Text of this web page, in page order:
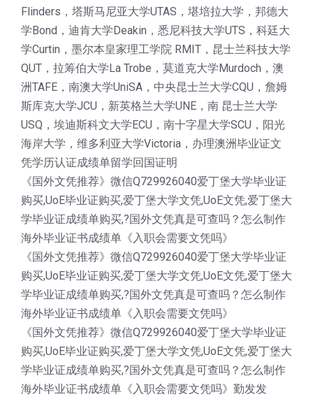
Flinders，塔斯马尼亚大学UTAS，堪培拉大学，邦德大
学Bond，迪肯大学Deakin，悉尼科技大学UTS，科廷大
学Curtin，墨尔本皇家理工学院 RMIT，昆士兰科技大学
QUT，拉筹伯大学La Trobe，莫道克大学Murdoch，澳
洲TAFE，南澳大学UniSA，中央昆士兰大学CQU，詹姆
斯库克大学JCU，新英格兰大学UNE，南 昆士兰大学
USQ，埃迪斯科文大学ECU，南十字星大学SCU，阳光
海岸大学，维多利亚大学Victoria，办理澳洲毕业证文
凭学历认证成绩单留学回国证明
《国外文凭推荐》微信Q729926040爱丁堡大学毕业证
购买,UoE毕业证购买,爱丁堡大学文凭,UoE文凭,爱丁堡大
学毕业证成绩单购买,?国外文凭真是可查吗？怎么制作
海外毕业证书成绩单《入职会需要文凭吗》
《国外文凭推荐》微信Q729926040爱丁堡大学毕业证
购买,UoE毕业证购买,爱丁堡大学文凭,UoE文凭,爱丁堡大
学毕业证成绩单购买,?国外文凭真是可查吗？怎么制作
海外毕业证书成绩单《入职会需要文凭吗》
《国外文凭推荐》微信Q729926040爱丁堡大学毕业证
购买,UoE毕业证购买,爱丁堡大学文凭,UoE文凭,爱丁堡大
学毕业证成绩单购买,?国外文凭真是可查吗？怎么制作
海外毕业证书成绩单《入职会需要文凭吗》勤发发